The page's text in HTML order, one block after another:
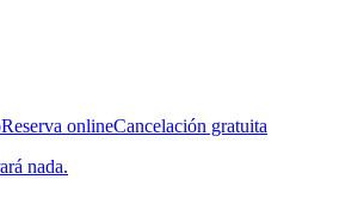
Reserva onlineCancelación gratuita
nada.